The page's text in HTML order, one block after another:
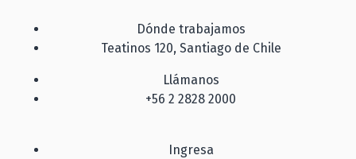
Dónde trabajamos
Teatinos 120, Santiago de Chile
Llámanos
+56 2 2828 2000
Ingresa